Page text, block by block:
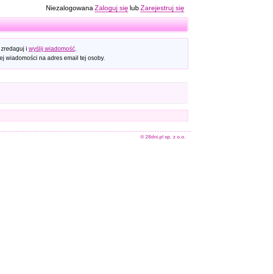
Niezalogowana Zaloguj się lub Zarejestruj się
i wyślij wiadomość.
wiadomości na adres email tej osoby.
© 28dni.pl sp. z o.o.